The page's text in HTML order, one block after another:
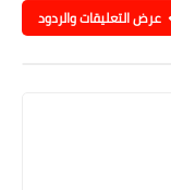
عرض التعليقات والردود